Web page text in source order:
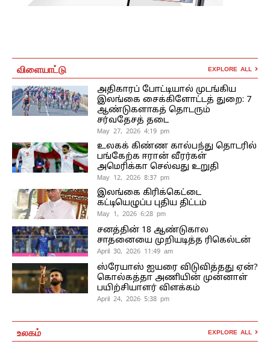
விளையாட்டு EXPLORE ALL
அதிகாரப் போட்டியால் முடங்கிய
இலங்கை சைக்கிளோட்டத் துறை: 7
ஆண்டுகளாகத் தொடரும்
சர்வதேசத் தடை
May 27, 2026 4:19 pm
உலகக் கிண்ண கால்பந்து தொடரில்
பங்கேற்க ஈரான் வீரர்கள்
அமெரிக்கா செல்வது உறுதி
May 12, 2026 8:37 pm
இலங்கை கிரிக்கெட்டை
கட்டியெழுப்ப புதிய திட்டம்
May 1, 2026 6:28 pm
சனத்தின் 18 ஆண்டுகால
சாதனையை முறியடித்த ரிகெல்டன்
April 30, 2026 11:49 am
ஸ்ரேயாஸ் ஐயரை விடுவித்தது ஏன்?
கொல்கத்தா அணியின் முன்னாள்
பயிற்சியாளர் விளக்கம்
April 24, 2026 5:38 pm
உலகம் EXPLORE ALL